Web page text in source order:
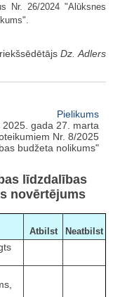
Nr. 26/2024 "Alūksnes
Dz. Adlers
Pielikums
gada 27. marta
Nr. 8/2025
budžeta nolikums"
līdzdalības
novērtējums
Atbilst Neatbilst